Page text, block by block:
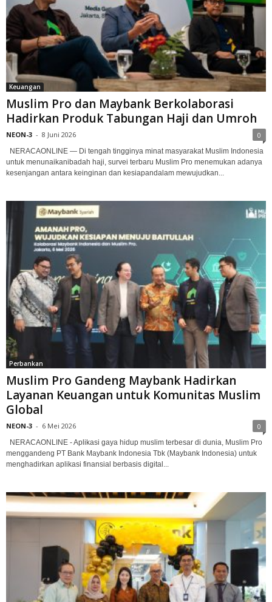
Keuangan
Muslim Pro dan Maybank Berkolaborasi
Hadirkan Produk Tabungan Haji dan Umroh
NEON-3 - 8 Juni 2026 0
NERACAONLINE — Di tengah tingginya minat masyarakat Muslim Indonesia
untuk menunaikanibadah haji, survei terbaru Muslim Pro menemukan adanya
kesenjangan antara keinginan dan kesiapandalam mewujudkan...
Perbankan
Muslim Pro Gandeng Maybank Hadirkan
Layanan Keuangan untuk Komunitas Muslim
Global
NEON-3 - 6 Mei 2026 0
NERACAONLINE - Aplikasi gaya hidup muslim terbesar di dunia, Muslim Pro
menggandeng PT Bank Maybank Indonesia Tbk (Maybank Indonesia) untuk
menghadirkan aplikasi finansial berbasis digital...